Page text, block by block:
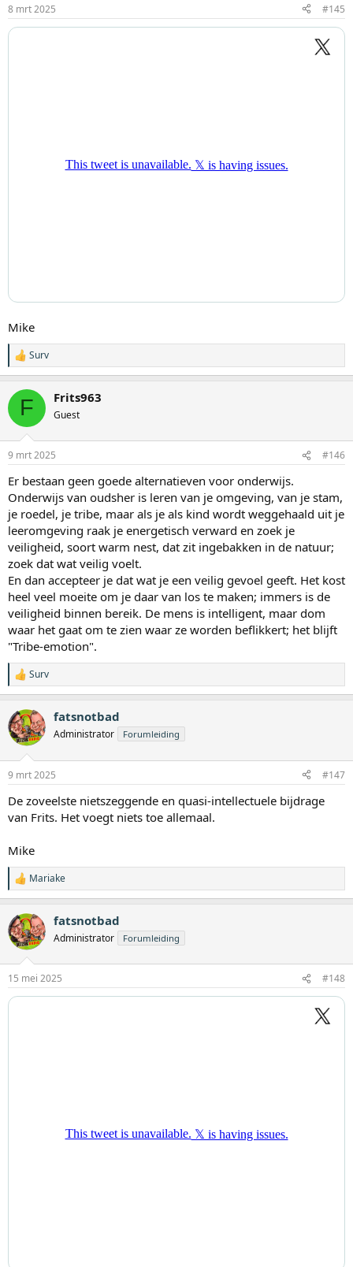
n
g
8 mrt 2025 #145
Mike
W
a
r
e
n
e
n
:
Surv
F Frits963
Guest
9 mrt 2025 #146
Er bestaan geen goede alternatieven voor onderwijs.
Onderwijs van oudsher is leren van je omgeving, van je stam,
je roedel, je tribe, maar als je als kind wordt weggehaald uit je
leeromgeving raak je energetisch verward en zoek je
veiligheid, soort warm nest, dat zit ingebakken in de natuur;
zoek dat wat veilig voelt.
En dan accepteer je dat wat je een veilig gevoel geeft. Het kost
heel veel moeite om je daar van los te maken; immers is de
veiligheid binnen bereik. De mens is intelligent, maar dom
waar het gaat om te zien waar ze worden beflikkert; het blijft
"Tribe-emotion".
W
a
r
d
e
n
e
n
Surv
fatsnotbad
Administrator Forumleiding
9 mrt 2025 #147
De zoveelste nietszeggende en quasi-intellectuele bijdrage
van Frits. Het voegt niets toe allemaal.
Mike
W
a
r
d
e
n
g
Mariake
fatsnotbad
Administrator Forumleiding
15 mei 2025 #148